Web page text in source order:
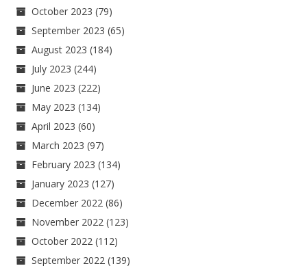
October 2023 (79)
September 2023 (65)
August 2023 (184)
July 2023 (244)
June 2023 (222)
May 2023 (134)
April 2023 (60)
March 2023 (97)
February 2023 (134)
January 2023 (127)
December 2022 (86)
November 2022 (123)
October 2022 (112)
September 2022 (139)